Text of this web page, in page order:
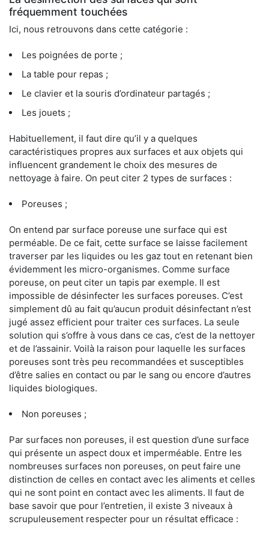
fréquemment touchées
Ici, nous retrouvons dans cette catégorie :
Les poignées de porte ;
La table pour repas ;
Le clavier et la souris d’ordinateur partagés ;
Les jouets ;
Habituellement, il faut dire qu’il y a quelques
caractéristiques propres aux surfaces et aux objets qui
influencent grandement le choix des mesures de
nettoyage à faire. On peut citer 2 types de surfaces :
Poreuses ;
On entend par surface poreuse une surface qui est
perméable. De ce fait, cette surface se laisse facilement
traverser par les liquides ou les gaz tout en retenant bien
évidemment les micro-organismes. Comme surface
poreuse, on peut citer un tapis par exemple. Il est
impossible de désinfecter les surfaces poreuses. C’est
simplement dû au fait qu’aucun produit désinfectant n’est
jugé assez efficient pour traiter ces surfaces. La seule
solution qui s’offre à vous dans ce cas, c’est de la nettoyer
et de l’assainir. Voilà la raison pour laquelle les surfaces
poreuses sont très peu recommandées et susceptibles
d’être salies en contact ou par le sang ou encore d’autres
liquides biologiques.
Non poreuses ;
Par surfaces non poreuses, il est question d’une surface
qui présente un aspect doux et imperméable. Entre les
nombreuses surfaces non poreuses, on peut faire une
distinction de celles en contact avec les aliments et celles
qui ne sont point en contact avec les aliments. Il faut de
base savoir que pour l’entretien, il existe 3 niveaux à
scrupuleusement respecter pour un résultat efficace :